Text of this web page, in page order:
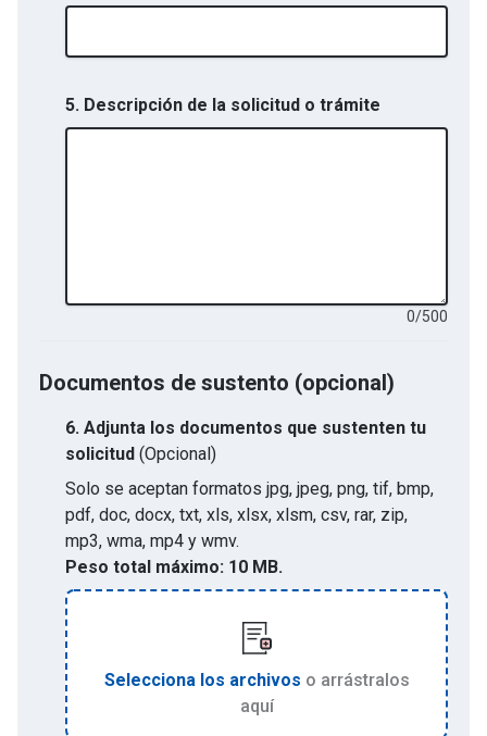
5. Descripción de la solicitud o trámite
0/500
Documentos de sustento (opcional)
6. Adjunta los documentos que sustenten tu
solicitud (Opcional)
Solo se aceptan formatos jpg, jpeg, png, tif, bmp,
pdf, doc, docx, txt, xls, xlsx, xlsm, csv, rar, zip,
mp3, wma, mp4 y wmv.
Peso total máximo: 10 MB.
Selecciona los archivos o arrástralos
aquí